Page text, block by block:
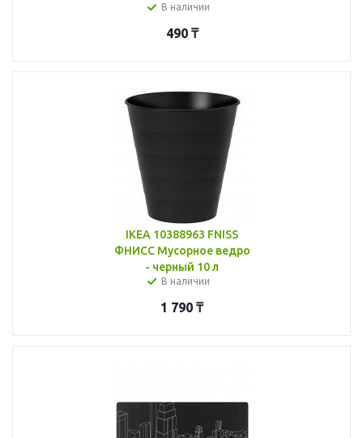
В наличии
490₸
IKEA 10388963 FNISS
ФНИСС Мусорное ведро
- черный 10 л
В наличии
1 790 ₸